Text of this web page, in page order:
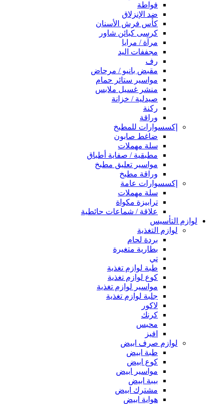
فواطة
ضد الإنزلاق
كأس فرش الأسنان
كرسى كبائن شاور
مرآة / مرايا
مجففات اليد
رف
مقبض بانيو / مرحاض
مواسير ستائر حمام
منشر غسيل ملابس
صيدلية / خزانة
ركنة
وراقة
إكسسوارات للمطبخ
ضاغط صابون
سلة مهملات
مطبقية / صفاية أطباق
مواسير تعليق مطبخ
وراقة مطبخ
إكسسوارات عامة
سلة مهملات
ترابيزة مكواة
علاقة / شماعات حائطية
لوازم التأسيس
لوازم التغذية
بردة لحام
بطارية متغيرة
تي
طبة لوازم تغذية
كوع لوازم تغذية
مواسير لوازم تغذية
جلبة لوازم تغذية
لاكور
كرنك
محبس
افيز
لوازم صرف ابيض
طبة ابيض
كوع ابيض
مواسير ابيض
بيبة ابيض
مشترك ابيض
هواية ابيض